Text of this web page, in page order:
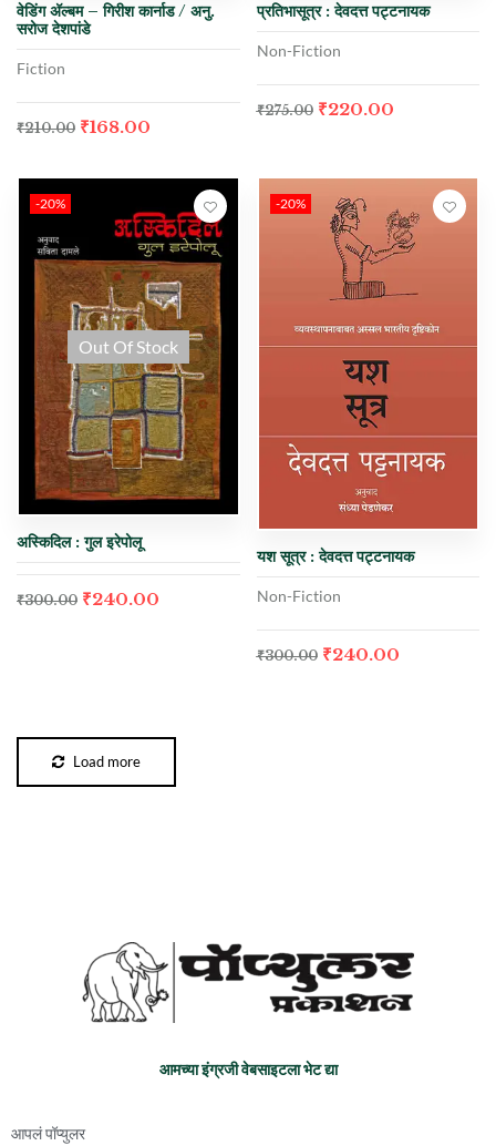
वेडिंग अ‍ॅल्बम – गिरीश कार्नाड / अनु.
सरोज देशपांडे
Fiction
₹210.00 ₹168.00
प्रतिभासूत्र : देवदत्त पट्टनायक
Non-Fiction
₹275.00 ₹220.00
-20%
Out Of Stock
अस्किदिल : गुल इरेपोलू
₹300.00 ₹240.00
-20%
यश सूत्र : देवदत्त पट्टनायक
Non-Fiction
₹300.00 ₹240.00
Load more
आमच्या इंग्रजी वेबसाइटला भेट द्या
आपलं पॉप्युलर